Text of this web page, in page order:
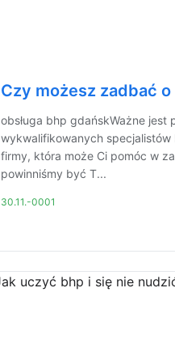
Czy możesz zadbać o
obsługa bhp gdańskWażne jest
wykwalifikowanych specjalistów
firmy, która może Ci pomóc w
powinniśmy być T...
30.11.-0001